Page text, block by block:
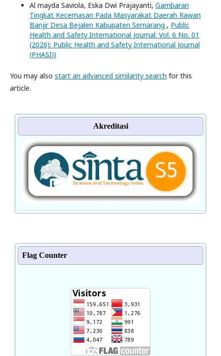
Al mayda Saviola, Eska Dwi Prajayanti, Gambaran
Tingkat Kecemasan Pada Masyarakat Daerah Rawan
Banjir Desa Bejalen Kabupaten Semarang , Public
Health and Safety International Journal: Vol. 6 No. 01
(2026): Public Health and Safety International Journal
(PHASIJ)
You may also start an advanced similarity search for this
article.
Akreditasi
Flag Counter